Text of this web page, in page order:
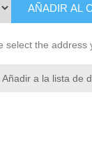
AÑADIR AL
select the address
Añadir a la lista de